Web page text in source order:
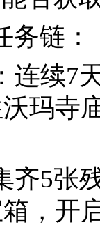
链：
连续7
玛寺
齐5张
，开